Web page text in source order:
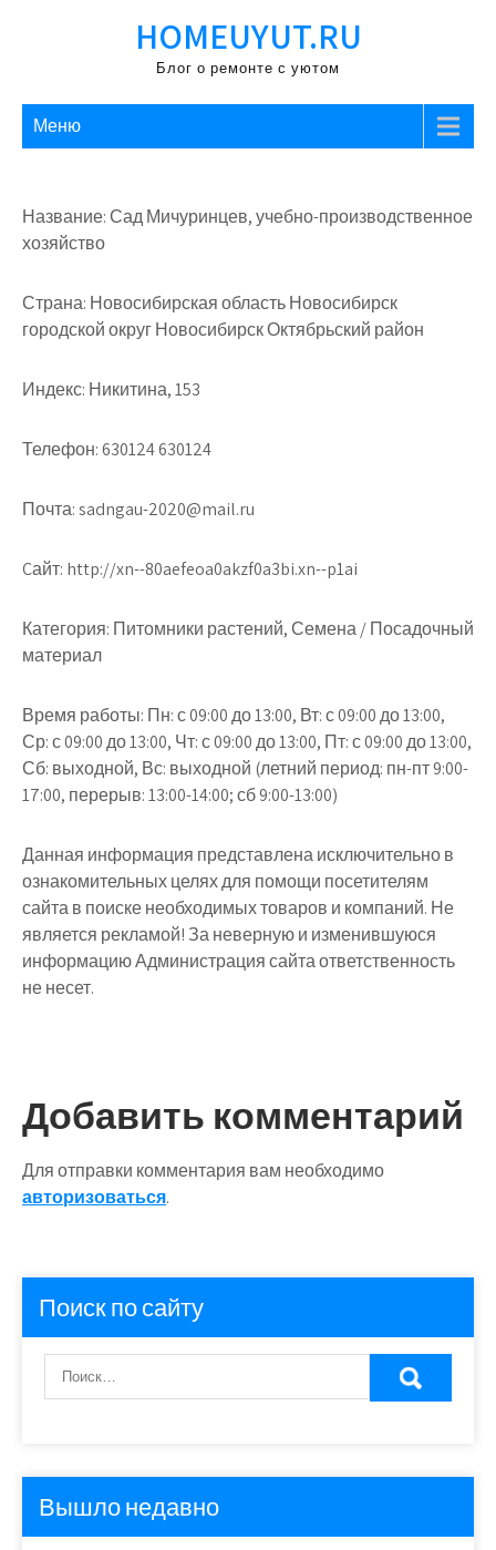
HOMEUYUT.RU
Блог о ремонте с уютом
Меню
Название: Сад Мичуринцев, учебно-производственное
хозяйство
Страна: Новосибирская область Новосибирск
городской округ Новосибирск Октябрьский район
Индекс: Никитина, 153
Телефон: 630124 630124
Почта: sadngau-2020@mail.ru
Cайт: http://xn--80aefeoa0akzf0a3bi.xn--p1ai
Категория: Питомники растений, Семена / Посадочный
материал
Время работы: Пн: с 09:00 до 13:00, Вт: с 09:00 до 13:00,
Ср: с 09:00 до 13:00, Чт: с 09:00 до 13:00, Пт: с 09:00 до 13:00,
Сб: выходной, Вс: выходной (летний период: пн-пт 9:00-
17:00, перерыв: 13:00-14:00; сб 9:00-13:00)
Данная информация представлена исключительно в
ознакомительных целях для помощи посетителям
сайта в поиске необходимых товаров и компаний. Не
является рекламой! За неверную и изменившуюся
информацию Администрация сайта ответственность
не несет.
Добавить комментарий
Для отправки комментария вам необходимо
авторизоваться.
Поиск по сайту
Вышло недавно